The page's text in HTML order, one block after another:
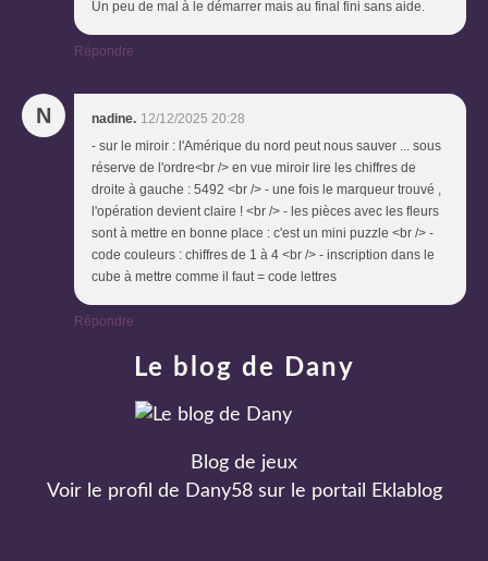
Un peu de mal à le démarrer mais au final fini sans aide.
Répondre
N nadine. 12/12/2025 20:28
- sur le miroir : l'Amérique du nord peut nous sauver ... sous
réserve de l'ordre<br /> en vue miroir lire les chiffres de
droite à gauche : 5492 <br /> - une fois le marqueur trouvé ,
l'opération devient claire ! <br /> - les pièces avec les fleurs
sont à mettre en bonne place : c'est un mini puzzle <br /> -
code couleurs : chiffres de 1 à 4 <br /> - inscription dans le
cube à mettre comme il faut = code lettres
Répondre
Le blog de Dany
Blog de jeux
Voir le profil de Dany58sur le portail Eklablog